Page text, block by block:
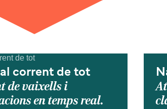
corrent de tot
de vaixells i
en temps real.